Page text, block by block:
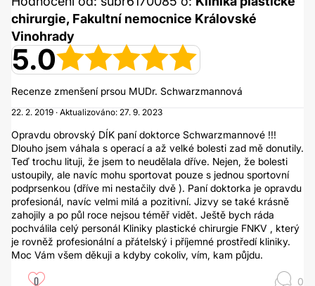
chirurgie, Fakultní nemocnice Královské
Vinohrady
5.0
Recenze zmenšení prsou MUDr. Schwarzmannová
22. 2. 2019 · Aktualizováno: 27. 9. 2023
Opravdu obrovský DÍK paní doktorce Schwarzmannové !!!
Dlouho jsem váhala s operací a až velké bolesti zad mě donutily.
Teď trochu lituji, že jsem to neudělala dříve. Nejen, že bolesti
ustoupily, ale navíc mohu sportovat pouze s jednou sportovní
podprsenkou (dříve mi nestačily dvě ). Paní doktorka je opravdu
profesionál, navíc velmi milá a pozitivní. Jizvy se také krásně
zahojily a po půl roce nejsou téměř vidět. Ještě bych ráda
pochválila celý personál Kliniky plastické chirurgie FNKV , který
je rovněž profesionální a přátelský i příjemné prostředí kliniky.
Moc Vám všem děkuji a kdyby cokoliv, vím, kam půjdu.
0 0